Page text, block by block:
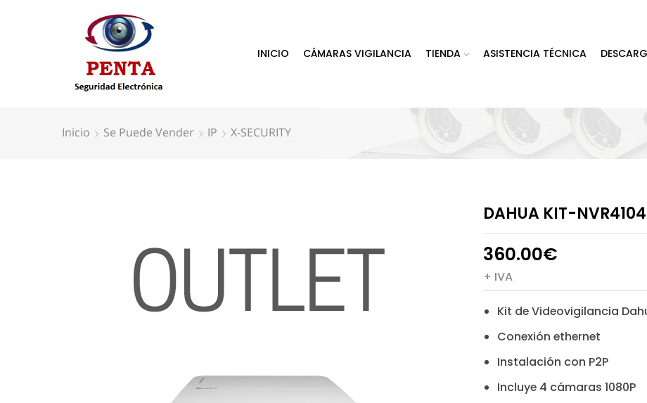
INICIO CÁMARAS VIGILANCIA TIENDA ASISTENCIA TÉCNICA
Inicio Se Puede Vender IP X-SECURITY
DAHUA KIT-
360.00€
+ IVA
Kit de Videovigilancia
Conexión ethernet
Instalación con P2P
Incluye 4 cámaras 1080P